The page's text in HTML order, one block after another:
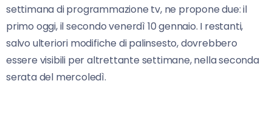
settimana di programmazione tv, ne propone due: il
primo oggi, il secondo venerdì 10 gennaio. I restanti,
salvo ulteriori modifiche di palinsesto, dovrebbero
essere visibili per altrettante settimane, nella seconda
serata del mercoledì.